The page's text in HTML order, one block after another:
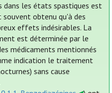
dans les états spastiques est
obtenu qu'à des
effets indésirables. La
est déterminée par le
médicaments mentionnés
indication le traitement
sans cause